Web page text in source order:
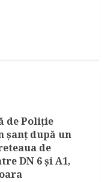
de Poliție
șanț după un
de
DN 6 și A1,